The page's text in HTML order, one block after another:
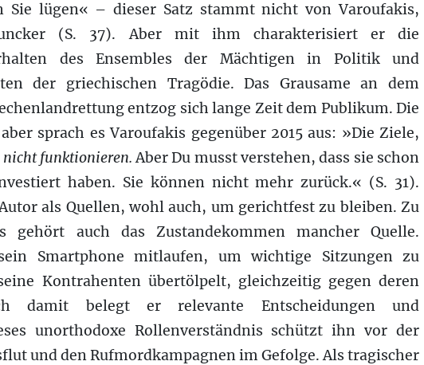
Sie lügen« – dieser Satz stammt nicht von Varoufakis,
(S. 37). Aber mit ihm charakterisiert er die
des Ensembles der Mächtigen in Politik und
der griechischen Tragödie. Das Grausame an dem
entzog sich lange Zeit dem Publikum. Die
sprach es Varoufakis gegenüber 2015 aus: »Die Ziele,
nicht funktionieren.Aber Du musst verstehen, dass sie schon
haben. Sie können nicht mehr zurück.« (S. 31).
als Quellen, wohl auch, um gerichtfest zu bleiben. Zu
gehört auch das Zustandekommen mancher Quelle.
Smartphone mitlaufen, um wichtige Sitzungen zu
Kontrahenten übertölpelt, gleichzeitig gegen deren
damit belegt er relevante Entscheidungen und
unorthodoxe Rollenverständnis schützt ihn vor der
und den Rufmordkampagnen im Gefolge. Als tragischer